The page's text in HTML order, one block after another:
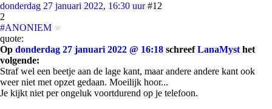
donderdag 27 januari 2022, 16:30 uur #12
2
#ANONIEM
quote:
Op donderdag 27 januari 2022 @ 16:18 schreefLanaMyst het
volgende:
Straf wel een beetje aan de lage kant, maar andere andere kant ook
weer niet met opzet gedaan. Moeilijk hoor...
Je kijkt niet per ongeluk voortdurend op je telefoon.